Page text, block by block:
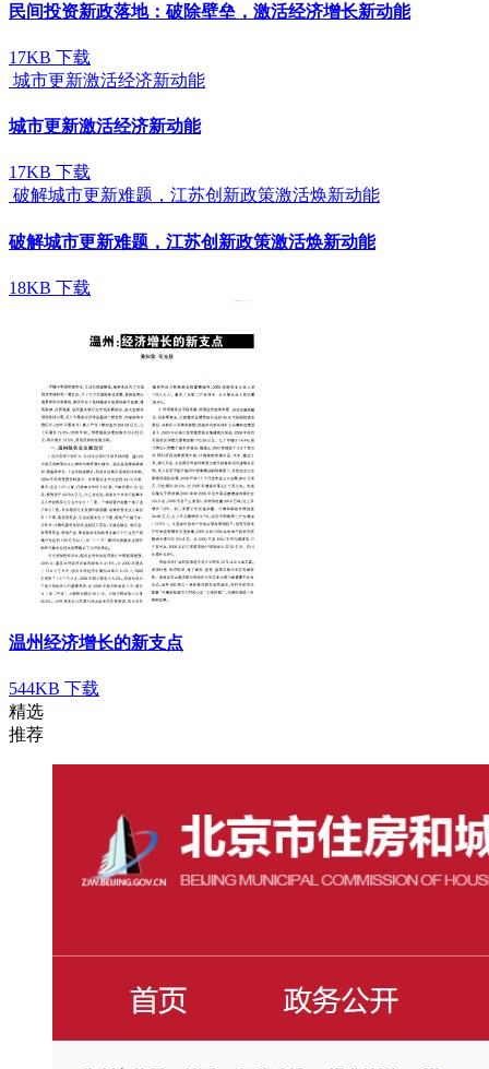
民间投资新政落地：破除壁垒，激活经济增长新动能
17KB 下载
城市更新激活经济新动能
城市更新激活经济新动能
17KB 下载
破解城市更新难题，江苏创新政策激活焕新动能
破解城市更新难题，江苏创新政策激活焕新动能
18KB 下载
温州经济增长的新支点
544KB 下载
精选
推荐